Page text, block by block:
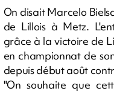
On disait Marcelo
de Lillois à Metz.
grâce à la victoire de
en championnat de
depuis début août
"On souhaite que